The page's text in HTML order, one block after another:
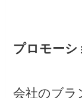
プロモーシ
会社のブラ